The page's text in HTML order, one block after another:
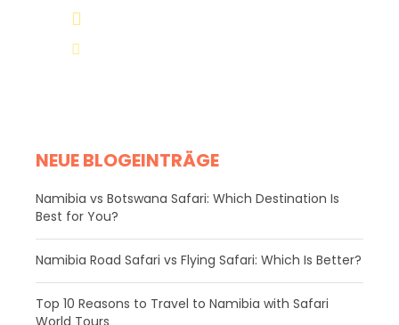
NEUE BLOGEINTRÄGE
Namibia vs Botswana Safari: Which Destination Is
Best for You?
Namibia Road Safari vs Flying Safari: Which Is Better?
​Top 10 Reasons to Travel to Namibia with Safari